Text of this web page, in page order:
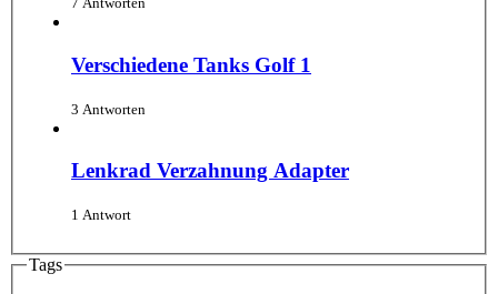
Verschiedene Tanks Golf 1
3 Antworten
Lenkrad Verzahnung Adapter
1 Antwort
Tags